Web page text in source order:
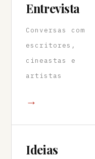
Entrevista
Conversas com
escritores,
cineastas e
artistas
→
Ideias